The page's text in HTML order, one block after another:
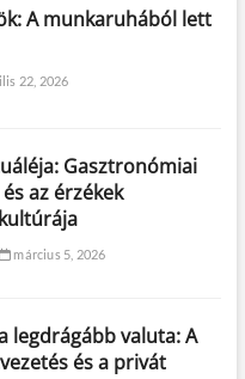
A munkaruhából lett
22, 2026
Gasztronómiai
az érzékek
március 5, 2026
legdrágább valuta: A
és a privát